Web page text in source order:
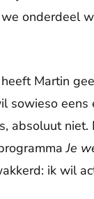
onderdeel
Martin
sowieso
absoluut
Je
ik wil